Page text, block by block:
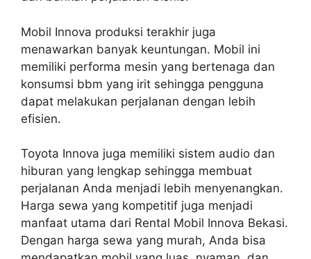
Mobil Innova produksi terakhir juga
menawarkan banyak keuntungan. Mobil ini
memiliki performa mesin yang bertenaga dan
konsumsi bbm yang irit sehingga pengguna
dapat melakukan perjalanan dengan lebih
efisien.
Toyota Innova juga memiliki sistem audio dan
hiburan yang lengkap sehingga membuat
perjalanan Anda menjadi lebih menyenangkan.
Harga sewa yang kompetitif juga menjadi
manfaat utama dari Rental Mobil Innova Bekasi.
Dengan harga sewa yang murah, Anda bisa